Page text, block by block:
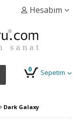
Hesabım
Sepetim
0
Dark Galaxy